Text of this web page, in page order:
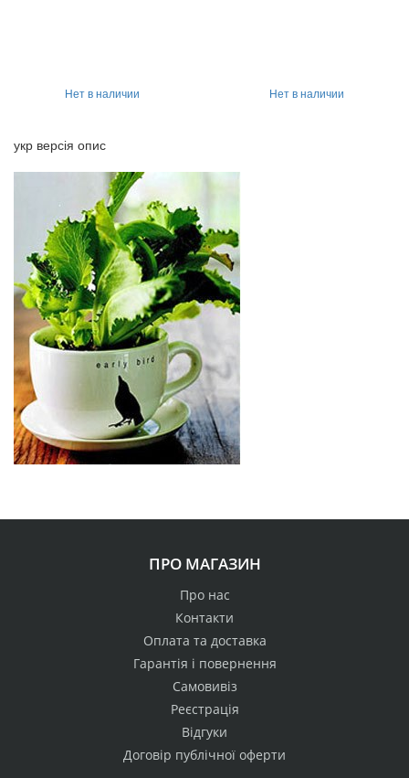
Нет в наличии Нет в наличии
укр версія опис
ПРО МАГАЗИН
Про нас
Контакти
Оплата та доставка
Гарантія і повернення
Самовивіз
Реєстрація
Відгуки
Договір публічної оферти